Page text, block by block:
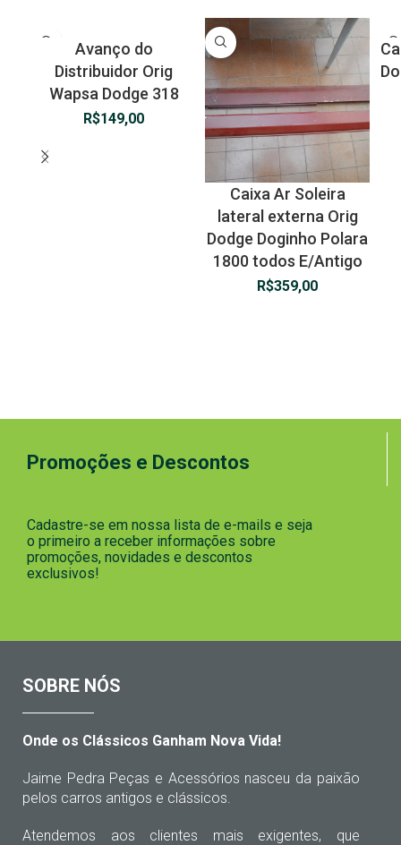
Avanço do
Distribuidor Orig
Wapsa Dodge 318
R$149,00
Caixa Ar Soleira
lateral externa Orig
Dodge Doginho Polara
1800 todos E/Antigo
R$359,00
Promoções e Descontos
Cadastre-se em nossa lista de e-mails e seja
o primeiro a receber informações sobre
promoções, novidades e descontos
exclusivos!
SOBRE NÓS
Onde os Clássicos Ganham Nova Vida!
Jaime Pedra Peças e Acessórios nasceu da paixão
pelos carros antigos e clássicos.
Atendemos aos clientes mais exigentes, que